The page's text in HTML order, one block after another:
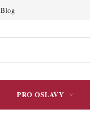
Blog
PRO OSLAVY